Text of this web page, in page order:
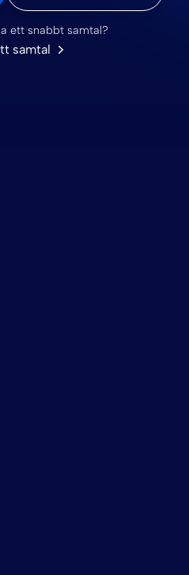
ett snabbt samtal?
samtal